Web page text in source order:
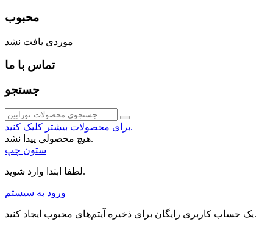
محبوب
موردی یافت نشد
تماس با ما
جستجو
برای محصولات بیشتر کلیک کنید.
هیچ محصولی پیدا نشد.
ستون چپ
لطفا ابتدا وارد شوید.
ورود به سیستم
یک حساب کاربری رایگان برای ذخیره آیتم‌های محبوب ایجاد کنید.